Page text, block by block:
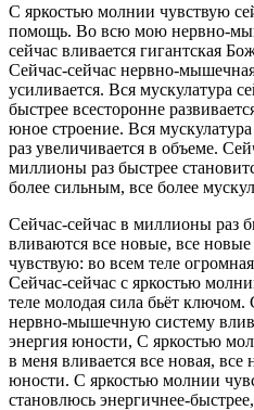
С яркостью молнии чувствую
помощь. Во всю мою нервно-
сейчас вливается гигантская
Сейчас-сейчас нервно-
усиливается. Вся мускулатура
быстрее всесторонне
юное строение. Вся
раз увеличивается в объеме.
миллионы раз быстрее
более сильным, все более
Сейчас-сейчас в миллионы раз
вливаются все новые, все
чувствую: во всем теле
Сейчас-сейчас с яркостью
теле молодая сила бьёт
нервно-мышечную систему
энергия юности, С яркостью
в меня вливается все новая, все
юности. С яркостью молнии
становлюсь энергичнее-